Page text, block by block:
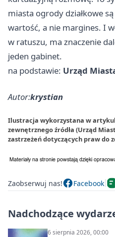
miasta ogrody działkowe
wartość, a nie margines. I
w ratuszu, ma znaczenie
jeden gabinet.
na podstawie: Urząd
Autor:krystian
Ilustracja wykorzystana w
zewnętrznego źródła (Urząd
zastrzeżeń dotyczących praw do
Zaobserwuj nas! Facebook
Nadchodzące
6 sierpnia 2026, 00:00